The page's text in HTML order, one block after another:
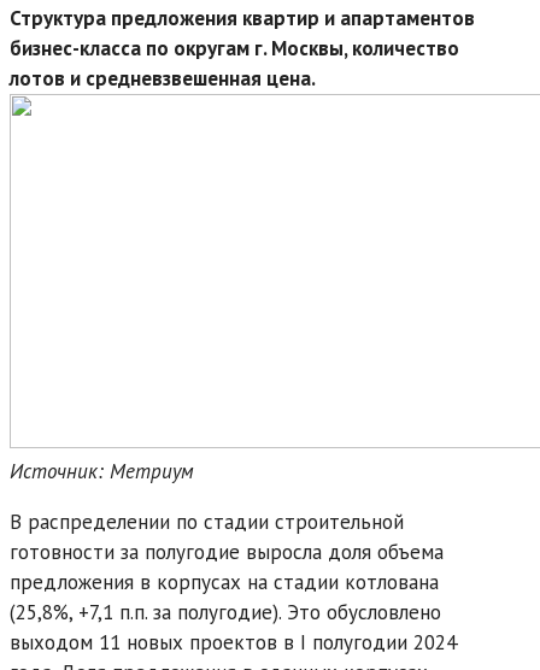
Структура предложения квартир и апартаментов
бизнес-класса по округам г. Москвы, количество
лотов и средневзвешенная цена.
Источник: Метриум
В распределении по стадии строительной
готовности за полугодие выросла доля объема
предложения в корпусах на стадии котлована
(25,8%, +7,1 п.п. за полугодие). Это обусловлено
выходом 11 новых проектов в I полугодии 2024